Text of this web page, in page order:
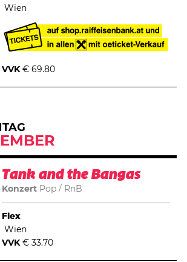
Wien
VVK€ 69.80
Tank and the Bangas
Konzert Pop RnB
Flex
Wien
VVK€ 33.70